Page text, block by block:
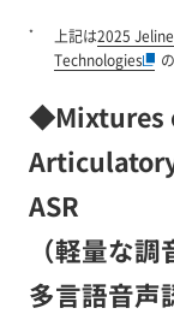
* 上記は2025
Technologies
◆Mixtures
ASR
（軽量な
多言語音声